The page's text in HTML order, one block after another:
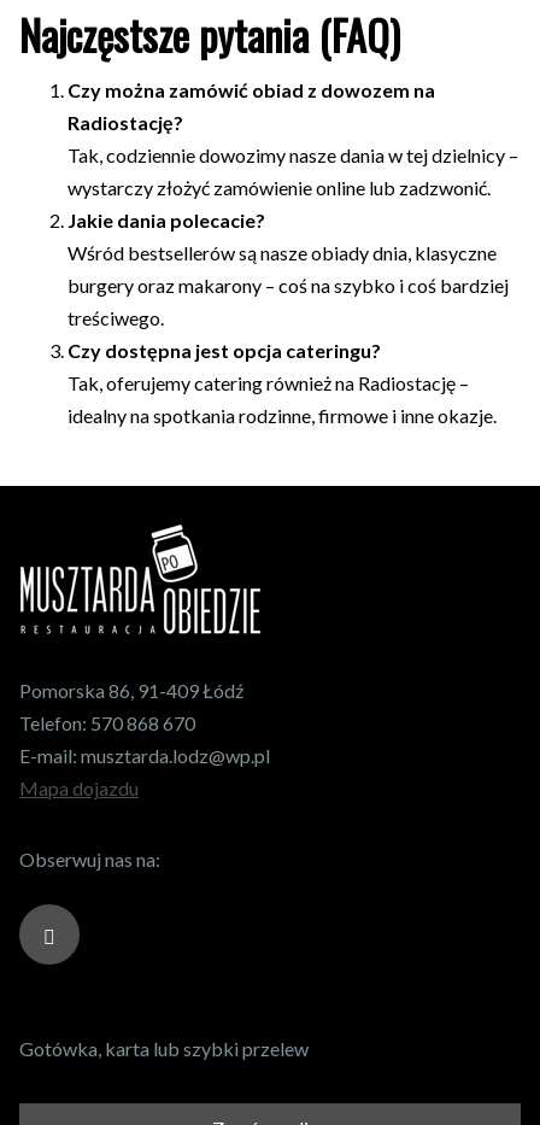
Najczęstsze pytania (FAQ)
Czy można zamówić obiad z dowozem na
Radiostację?
Tak, codziennie dowozimy nasze dania w tej dzielnicy –
wystarczy złożyć zamówienie online lub zadzwonić.
Jakie dania polecacie?
Wśród bestsellerów są nasze obiady dnia, klasyczne
burgery oraz makarony – coś na szybko i coś bardziej
treściwego.
Czy dostępna jest opcja cateringu?
Tak, oferujemy catering również na Radiostację –
idealny na spotkania rodzinne, firmowe i inne okazje.
Pomorska 86, 91-409 Łódź
Telefon: 570 868 670
E-mail: musztarda.lodz@wp.pl
Mapa dojazdu
Obserwuj nas na:
Gotówka, karta lub szybki przelew